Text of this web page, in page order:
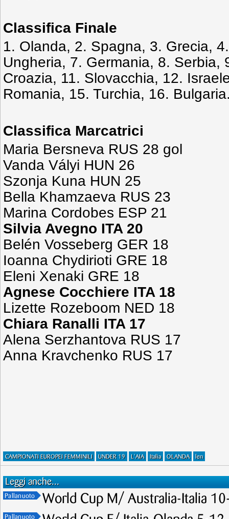
Classifica Finale
1. Olanda, 2. Spagna, 3. Grecia,
Ungheria, 7. Germania, 8. Serbia,
Croazia, 11. Slovacchia, 12.
Romania, 15. Turchia, 16.
Classifica Marcatrici
Maria Bersneva RUS 28 gol
Vanda Vályi HUN 26
Szonja Kuna HUN 25
Bella Khamzaeva RUS 23
Marina Cordobes ESP 21
Silvia Avegno ITA 20
Belén Vosseberg GER 18
Ioanna Chydirioti GRE 18
Eleni Xenaki GRE 18
Agnese Cocchiere ITA 18
Lizette Rozeboom NED 18
Chiara Ranalli ITA 17
Alena Serzhantova RUS 17
Anna Kravchenko RUS 17
CAMPIONATI EUROPEI FEMMINILI UNDER 19 L'AIA Italia OLANDA len
Leggi anche...
Pallanuoto World Cup M/ Australia-Italia
Pallanuoto